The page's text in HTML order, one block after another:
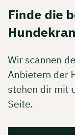
Finde die
Wir scannen
Anbietern der
stehen dir mit
Seite.